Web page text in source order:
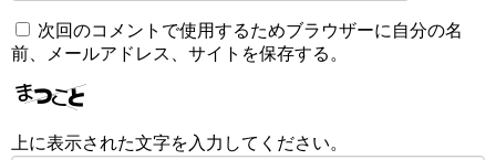
次回のコメントで使用するためブラウザーに自分の名
前、メールアドレス、サイトを保存する。
上に表示された文字を入力してください。